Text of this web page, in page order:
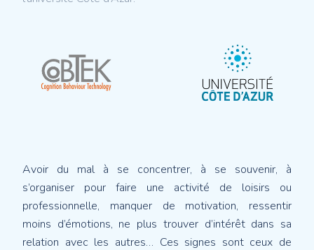
Avoir du mal à se concentrer, à se souvenir, à
s’organiser pour faire une activité de loisirs ou
professionnelle, manquer de motivation, ressentir
moins d’émotions, ne plus trouver d’intérêt dans sa
relation avec les autres… Ces signes sont ceux de